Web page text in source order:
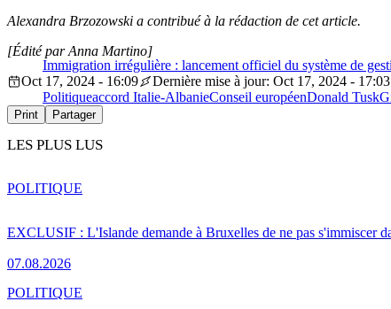
Alexandra Brzozowski a contribué à la rédaction de cet article.
Immigration irrégulière : lancement officiel du système de
[Édité par Anna Martino]
Oct 17, 2024 - 16:09
Dernière mise à jour: Oct 17, 2024 - 17:03
Politiqueaccord Italie-AlbanieConseil européenDonald Tusk
Print Partager
LES PLUS LUS
EXCLUSIF : L'Islande demande à Bruxelles de ne pas s'immiscer
07.08.2026
POLITIQUE
POLITIQUE